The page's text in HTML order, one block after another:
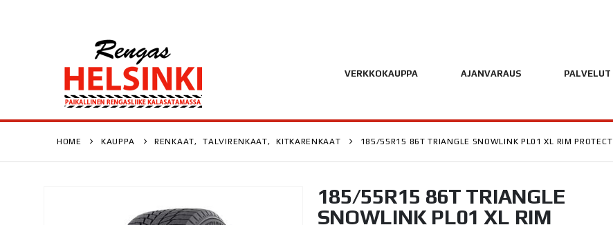
VERKKOKAUPPA AJANVARAUS PALVELUT
HOME KAUPPA RENKAAT, TALVIRENKAAT, KITKARENKAAT 185/55R15 86T TRIANGLE SNOWLINK PL01 XL RIM PROTECT
185/55R15 86T TRIANGLE
SNOWLINK PL01 XL RIM